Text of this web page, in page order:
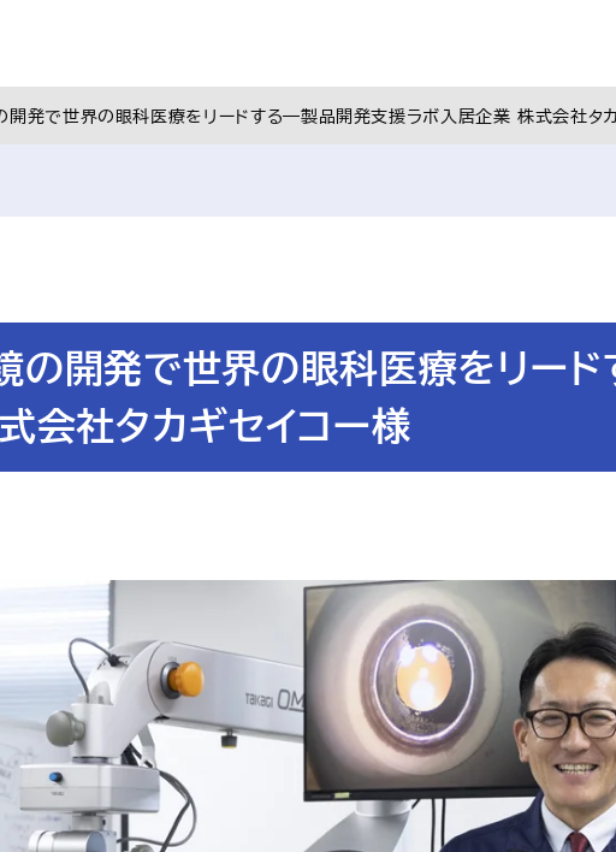
開発で世界の眼科医療をリードする―製品開発支援ラボ入居企業 株式会社タ
の開発で世界の眼科医療をリー
会社タカギセイコー様